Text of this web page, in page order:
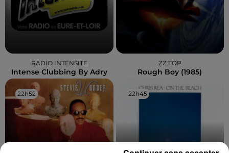
RADIO INTENSITE
Intense Clubbing By Adry
ZZ TOP
Rough Boy (1985)
22h52
22h52 22h45
22h45